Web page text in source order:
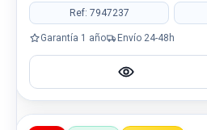
Ref: 7947237
Garantía 1 año Envío 24-48h